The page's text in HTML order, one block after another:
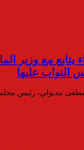
النواب عليها
مدبولي، رئيس مجلس